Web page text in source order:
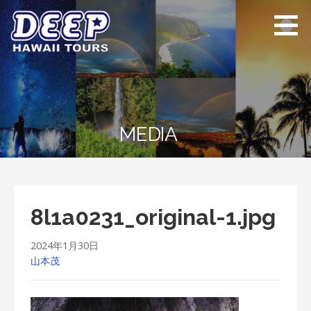
Skip
to
content
ディープ ハワイ
ツアーズ
ハワイ島のプライベー
トツアー
MEDIA
8l1a0231_original-1.jpg
2024年1月30日
山本茂